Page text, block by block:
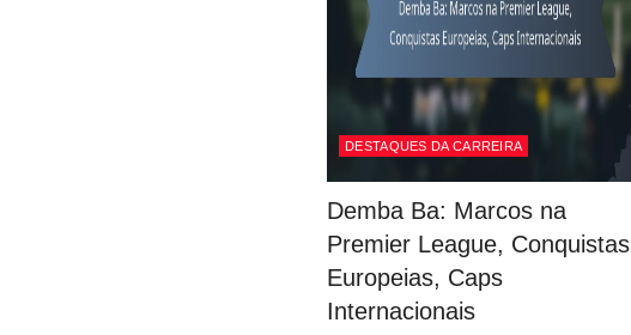
DESTAQUES DA CARREIRA
Demba Ba: Marcos na
Premier League, Conquistas
Europeias, Caps
Internacionais